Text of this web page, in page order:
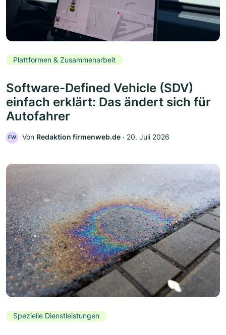
Plattformen & Zusammenarbeit
Software-Defined Vehicle (SDV)
einfach erklärt: Das ändert sich für
Autofahrer
FW Von Redaktion firmenweb.de ‧ 20. Juli 2026
Spezielle Dienstleistungen